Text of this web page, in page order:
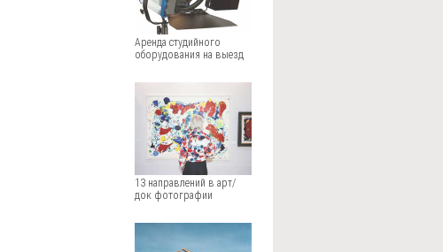
Аренда студийного
оборудования на выезд
13 направлений в арт/
док фотографии